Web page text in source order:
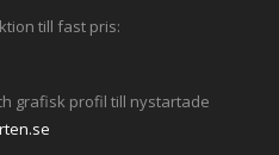
till fast pris:
grafisk profil till nystartade